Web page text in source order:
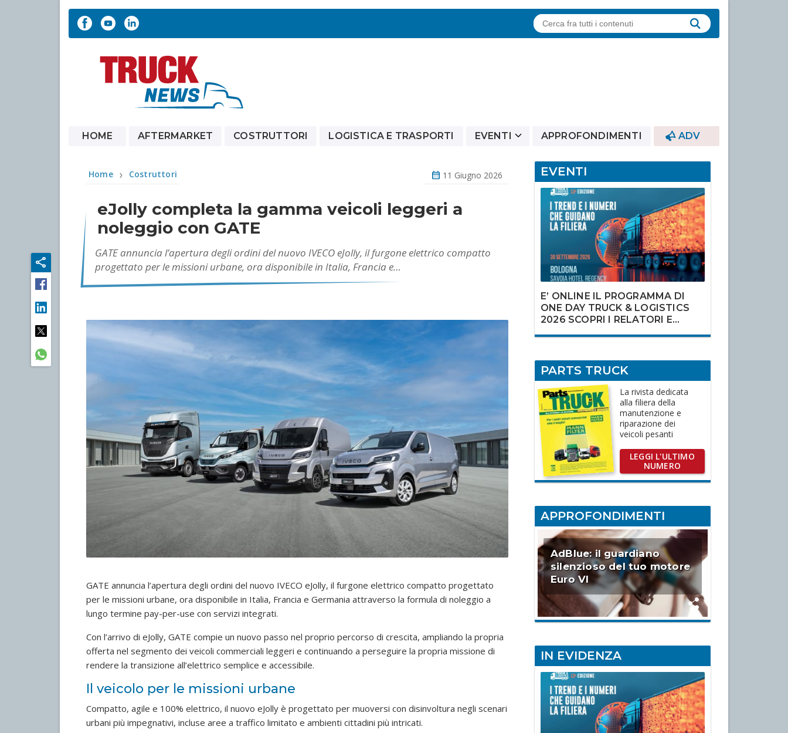
HOME AFTERMARKET COSTRUTTORI LOGISTICA E TRASPORTI EVENTI APPROFONDIMENTI ADV
Home ❯ Costruttori calendar_month 11 Giugno 2026
eJolly completa la gamma veicoli leggeri a
noleggio con GATE
GATE annuncia l’apertura degli ordini del nuovo IVECO eJolly, il furgone elettrico compatto
progettato per le missioni urbane, ora disponibile in Italia, Francia e…
GATE annuncia l’apertura degli ordini del nuovo IVECO eJolly, il furgone elettrico compatto progettato
per le missioni urbane, ora disponibile in Italia, Francia e Germania attraverso la formula di noleggio a
lungo termine pay-per-use con servizi integrati.
Con l’arrivo di eJolly, GATE compie un nuovo passo nel proprio percorso di crescita, ampliando la propria
offerta nel segmento dei veicoli commerciali leggeri e continuando a perseguire la propria missione di
rendere la transizione all’elettrico semplice e accessibile.
Il veicolo per le missioni urbane
Compatto, agile e 100% elettrico, il nuovo eJolly è progettato per muoversi con disinvoltura negli scenari
urbani più impegnativi, incluse aree a traffico limitato e ambienti cittadini più intricati.
EVENTI
E’ ONLINE IL PROGRAMMA DI
ONE DAY TRUCK & LOGISTICS
2026 SCOPRI I RELATORI E
PARTS TRUCK
La rivista dedicata
alla filiera della
manutenzione e
riparazione dei
veicoli pesanti
LEGGI L'ULTIMO
NUMERO
APPROFONDIMENTI
AdBlue: il guardiano
silenzioso del tuo motore
Euro VI
IN EVIDENZA